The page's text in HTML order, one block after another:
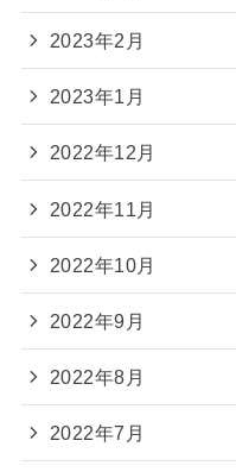
2023年2月
2023年1月
2022年12月
2022年11月
2022年10月
2022年9月
2022年8月
2022年7月